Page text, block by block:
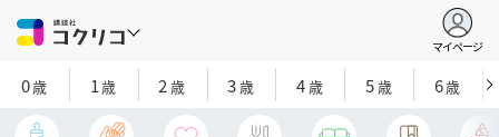
マイページ
0歳 1歳 2 歳 3歳 4歳 5歳 6歳